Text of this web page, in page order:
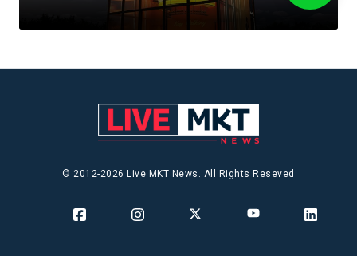
© 2012-2026 Live MKT News. All Rights Reseved